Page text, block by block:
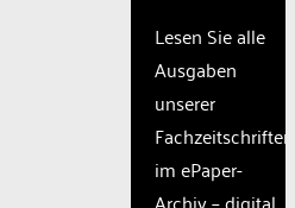
Lesen Sie alle
Ausgaben
unserer
Fachzeitschriften
im ePaper-